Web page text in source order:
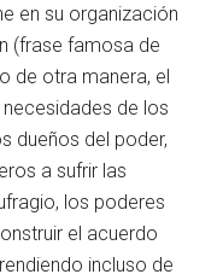
en su organización
(frase famosa de
de otra manera, el
de los
dueños del poder,
a sufrir las
los poderes
el acuerdo
incluso de